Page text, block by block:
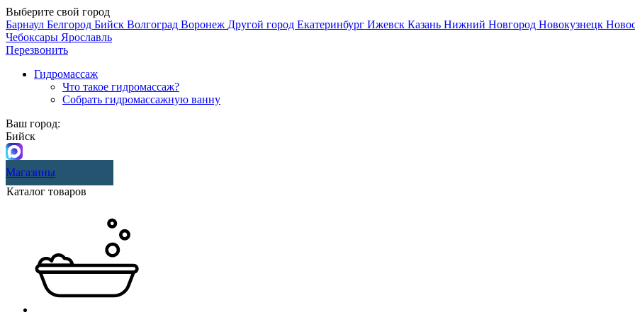
Выберите свой город
Барнаул Белгород Бийск Волгоград Воронеж Другой город Екатеринбург Ижевск Казань Нижний Новгород Новокузнецк
Чебоксары Ярославль
Перезвонить
Гидромассаж
Что такое гидромассаж?
Собрать гидромассажную ванну
Ваш город:
Бийск
Магазины
Каталог товаров